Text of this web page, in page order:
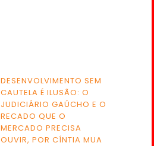
DESENVOLVIMENTO SEM
CAUTELA É ILUSÃO: O
JUDICIÁRIO GAÚCHO E O
RECADO QUE O
MERCADO PRECISA
OUVIR, POR CÍNTIA MUA